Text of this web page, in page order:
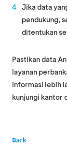
Jika data
pendukung,
ditentukan
Pastikan data
layanan
informasi lebih
kunjungi kantor
Back